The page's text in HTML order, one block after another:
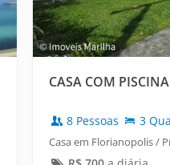
CASA COM
8 Pessoas 3
Casa em Florianopolis /